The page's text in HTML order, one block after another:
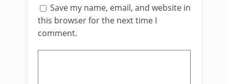
Save my name, email, and website in
this browser for the next time I
comment.